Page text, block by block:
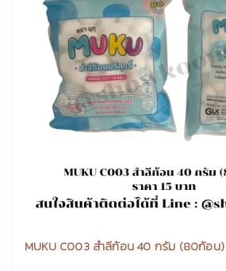
MUKU C003 สำลีก้อน 40 กรัม (80ก้อน)